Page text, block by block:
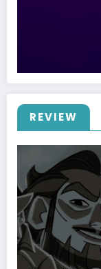
REVIEW